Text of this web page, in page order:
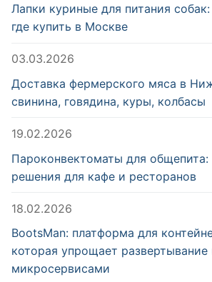
Лапки куриные для питания
где купить в Москве
03.03.2026
Доставка фермерского мяса в
свинина, говядина, куры, колбасы
19.02.2026
Пароконвектоматы для
решения для кафе и ресторанов
18.02.2026
BootsMan: платформа для
которая упрощает развертывание
микросервисами